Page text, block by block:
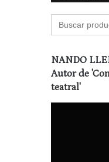
Buscar:
NANDO
Autor de
teatral'